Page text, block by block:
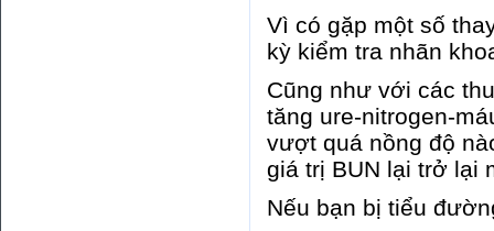
Vì có gặp một số
kỳ kiểm tra nhãn
Cũng như với các
tăng ure-nitrogen-
vượt quá nồng độ
giá trị BUN lại trở lại
Nếu bạn bị tiểu